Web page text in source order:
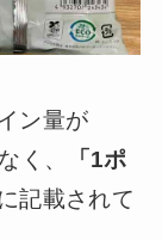
ン量が
く、
「1ポ
記載されて